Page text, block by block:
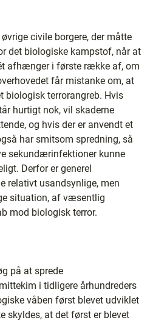
civile borgere, der måtte
det biologiske kampstof, når at
afhænger i første række af, om
får mistanke om, at
biologisk terrorangreb. Hvis
hurtigt nok, vil skaderne
og hvis der er anvendt et
har smitsom spredning, så
sekundærinfektioner kunne
Derfor er generel
relativt usandsynlige, men
situation, af væsentlig
mod biologisk terror.
på at sprede
i tidligere århundreders
våben først blevet udviklet
skyldes, at det først er blevet